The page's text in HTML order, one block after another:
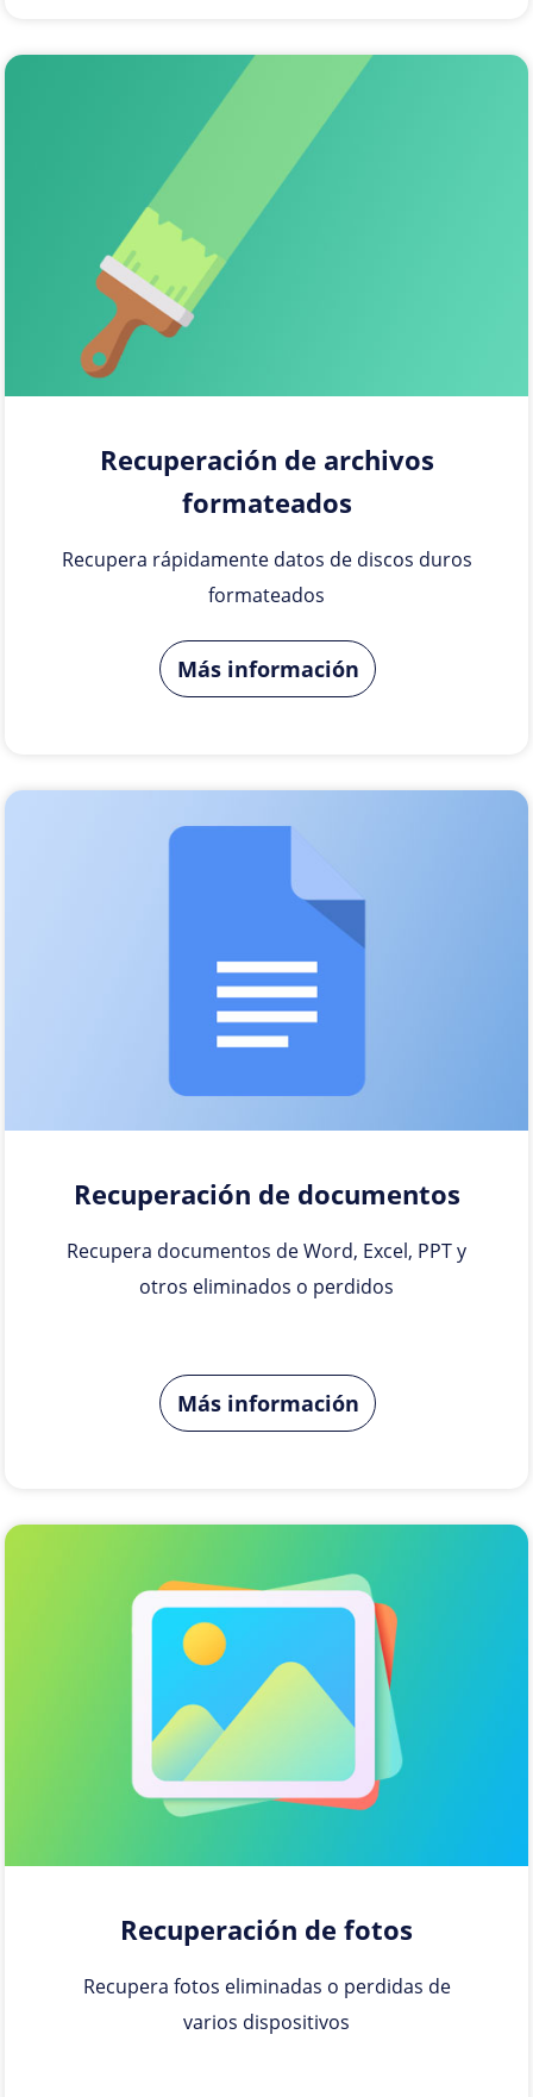
Recuperación de archivos
formateados
Recupera rápidamente datos de discos duros
formateados
Más información
Recuperación de documentos
Recupera documentos de Word, Excel, PPT y
otros eliminados o perdidos
Más información
Recuperación de fotos
Recupera fotos eliminadas o perdidas de
varios dispositivos